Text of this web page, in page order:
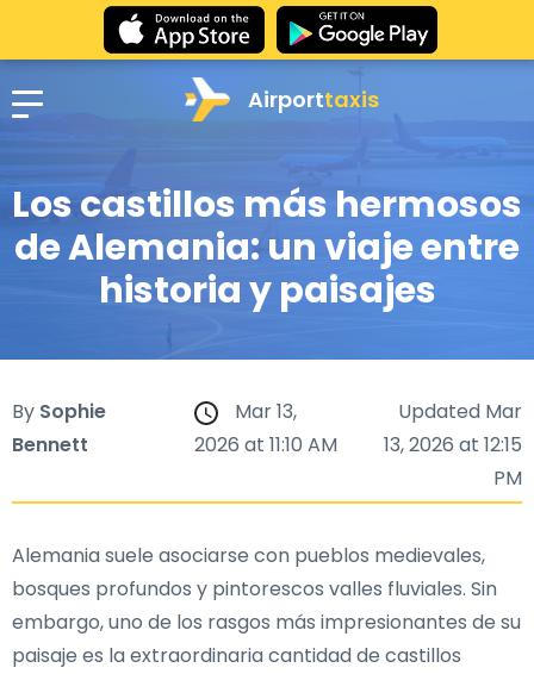
Airporttaxis
Los castillos más hermosos
de Alemania: un viaje entre
historia y paisajes
By Sophie
Bennett
Mar 13,
2026 at 11:10 AM
Updated Mar
13, 2026 at 12:15
PM
Alemania suele asociarse con pueblos medievales,
bosques profundos y pintorescos valles fluviales. Sin
embargo, uno de los rasgos más impresionantes de su
paisaje es la extraordinaria cantidad de castillos